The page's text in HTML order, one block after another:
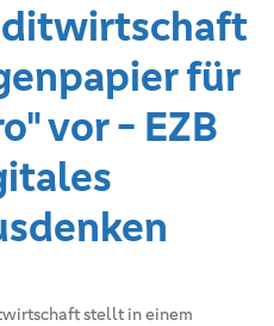
für
vor - EZB
stellt in einem